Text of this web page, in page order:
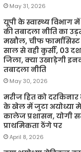
May 31, 2026
यूपी के स्वास्थ्य विभाग
की तबादला नीति का
मखौल, चीफ
साल से वही कुर्सी, 03
जिला, क्या उखाड़ेगी
तबादला नीति
May 30, 2026
मरीज हित को दरकिनार
के खेल में जुटा अयोध्या
कालेज प्रशासन, योगी
प्राथमिकता ठेंगे पर
April 8, 2026